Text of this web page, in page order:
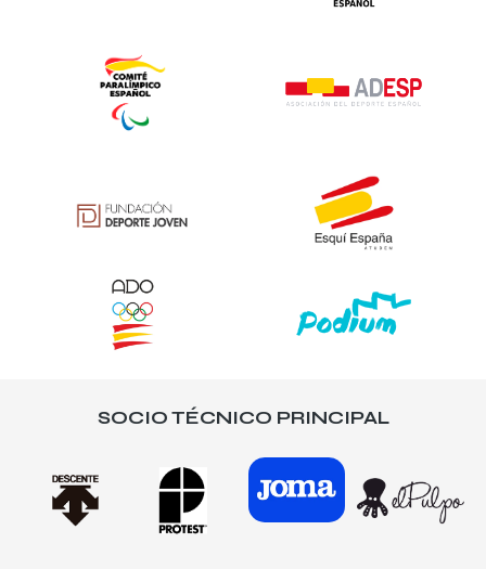
SOCIO TÉCNICO PRINCIPAL